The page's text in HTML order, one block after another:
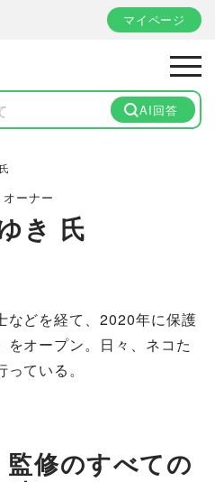
マイページ
AI回答
オーナー
き 氏
などを経て、2020年に保護
オープン。日々、ネコた
ている。
修のすべての